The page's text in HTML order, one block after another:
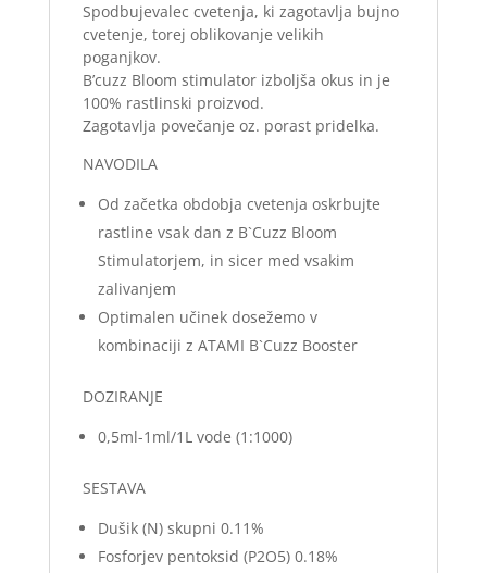
Spodbujevalec cvetenja, ki zagotavlja bujno
cvetenje, torej oblikovanje velikih
poganjkov.
B’cuzz Bloom stimulator izboljša okus in je
100% rastlinski proizvod.
Zagotavlja povečanje oz. porast pridelka.
NAVODILA
Od začetka obdobja cvetenja oskrbujte
rastline vsak dan z B`Cuzz Bloom
Stimulatorjem, in sicer med vsakim
zalivanjem
Optimalen učinek dosežemo v
kombinaciji z ATAMI B`Cuzz Booster
DOZIRANJE
0,5ml-1ml/1L vode (1:1000)
SESTAVA
Dušik (N) skupni 0.11%
Fosforjev pentoksid (P2O5) 0.18%